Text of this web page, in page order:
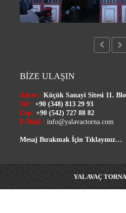
BİZE ULAŞIN
Adres : Küçük Sanayi Sitesi 11.
Tel : +90 (348) 813 29 93
Cep: +90 (542) 727 88 82
E-Mail : info@yalavactorna.com
Mesaj Bırakmak İçin Tıklayınız…
YALAVAÇ TORNA